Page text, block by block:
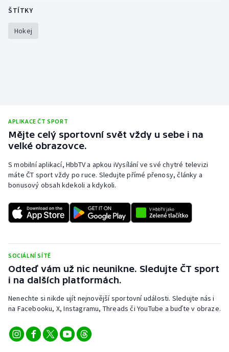
ŠTÍTKY
Hokej
APLIKACE ČT SPORT
Mějte celý sportovní svět vždy u sebe i na
velké obrazovce.
S mobilní aplikací, HbbTV a apkou iVysílání ve své chytré televizi
máte ČT sport vždy po ruce. Sledujte přímé přenosy, články a
bonusový obsah kdekoli a kdykoli.
SOCIÁLNÍ SÍTĚ
Odteď vám už nic neunikne. Sledujte ČT sport
i na dalších platformách.
Nenechte si nikde ujít nejnovější sportovní události. Sledujte nás i
na Facebooku, X, Instagramu, Threads či YouTube a buďte v obraze.